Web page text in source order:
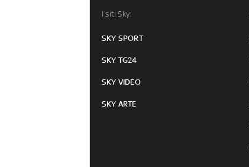
I siti Sky:
SKY SPORT
SKY TG24
SKY VIDEO
SKY ARTE